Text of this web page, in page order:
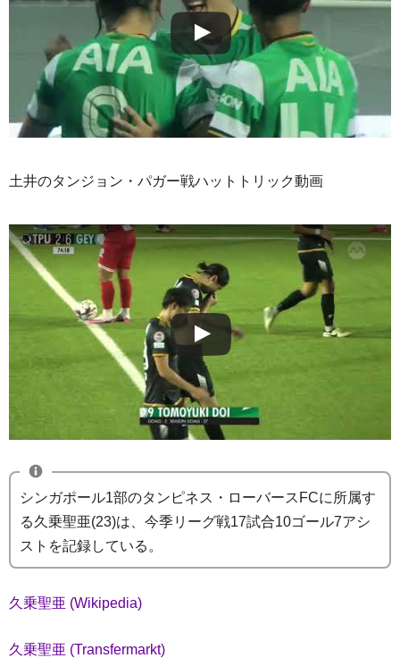
土井のタンジョン・パガー戦ハットトリック動画
シンガポール1部のタンピネス・ローバースFCに所属す
る久乗聖亜(23)は、今季リーグ戦17試合10ゴール7アシ
ストを記録している。
久乗聖亜 (Wikipedia)
久乗聖亜 (Transfermarkt)